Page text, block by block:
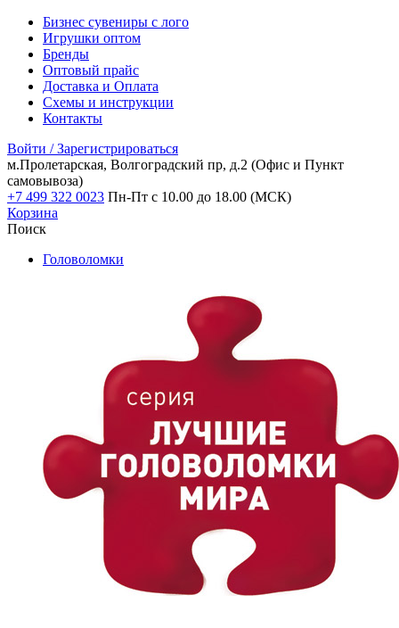
Бизнес сувениры с лого
Игрушки оптом
Бренды
Оптовый прайс
Доставка и Оплата
Схемы и инструкции
Контакты
Войти / Зарегистрироваться
м.Пролетарская, Волгоградский пр, д.2 (Офис и Пункт
самовывоза)
+7 499 322 0023 Пн-Пт с 10.00 до 18.00 (МСК)
Корзина
Поиск
Головоломки